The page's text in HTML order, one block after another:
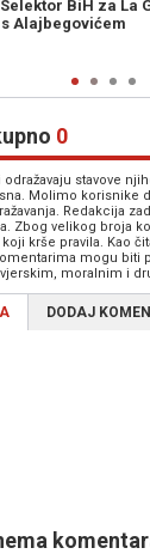
IZ
onda bi 'birali', a
0
stavove
Molimo korisnike
Redakcija
Zbog velikog broja
krše pravila. Kao
mogu biti
moralnim i
DODAJ